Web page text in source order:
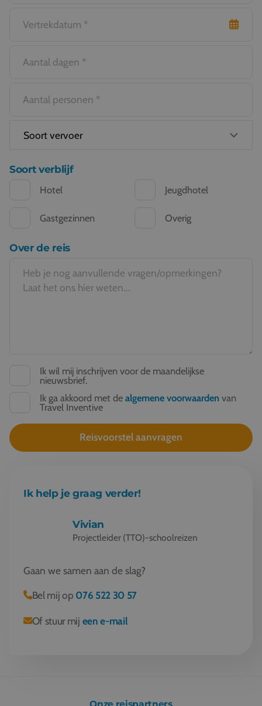
Soort verblijf
Hotel Jeugdhotel
Gastgezinnen Overig
Over de reis
Ik wil mij inschrijven voor de maandelijkse
nieuwsbrief.
Ik ga akkoord met de algemene voorwaarden van
Travel Inventive
Ik help je graag verder!
Vivian
Projectleider (TTO)-schoolreizen
Gaan we samen aan de slag?
Bel mij op 076 522 30 57
Of stuur mij een e-mail
Onze reispartners